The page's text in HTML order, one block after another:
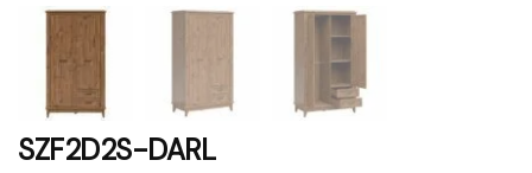
SZF2D2S-DARL